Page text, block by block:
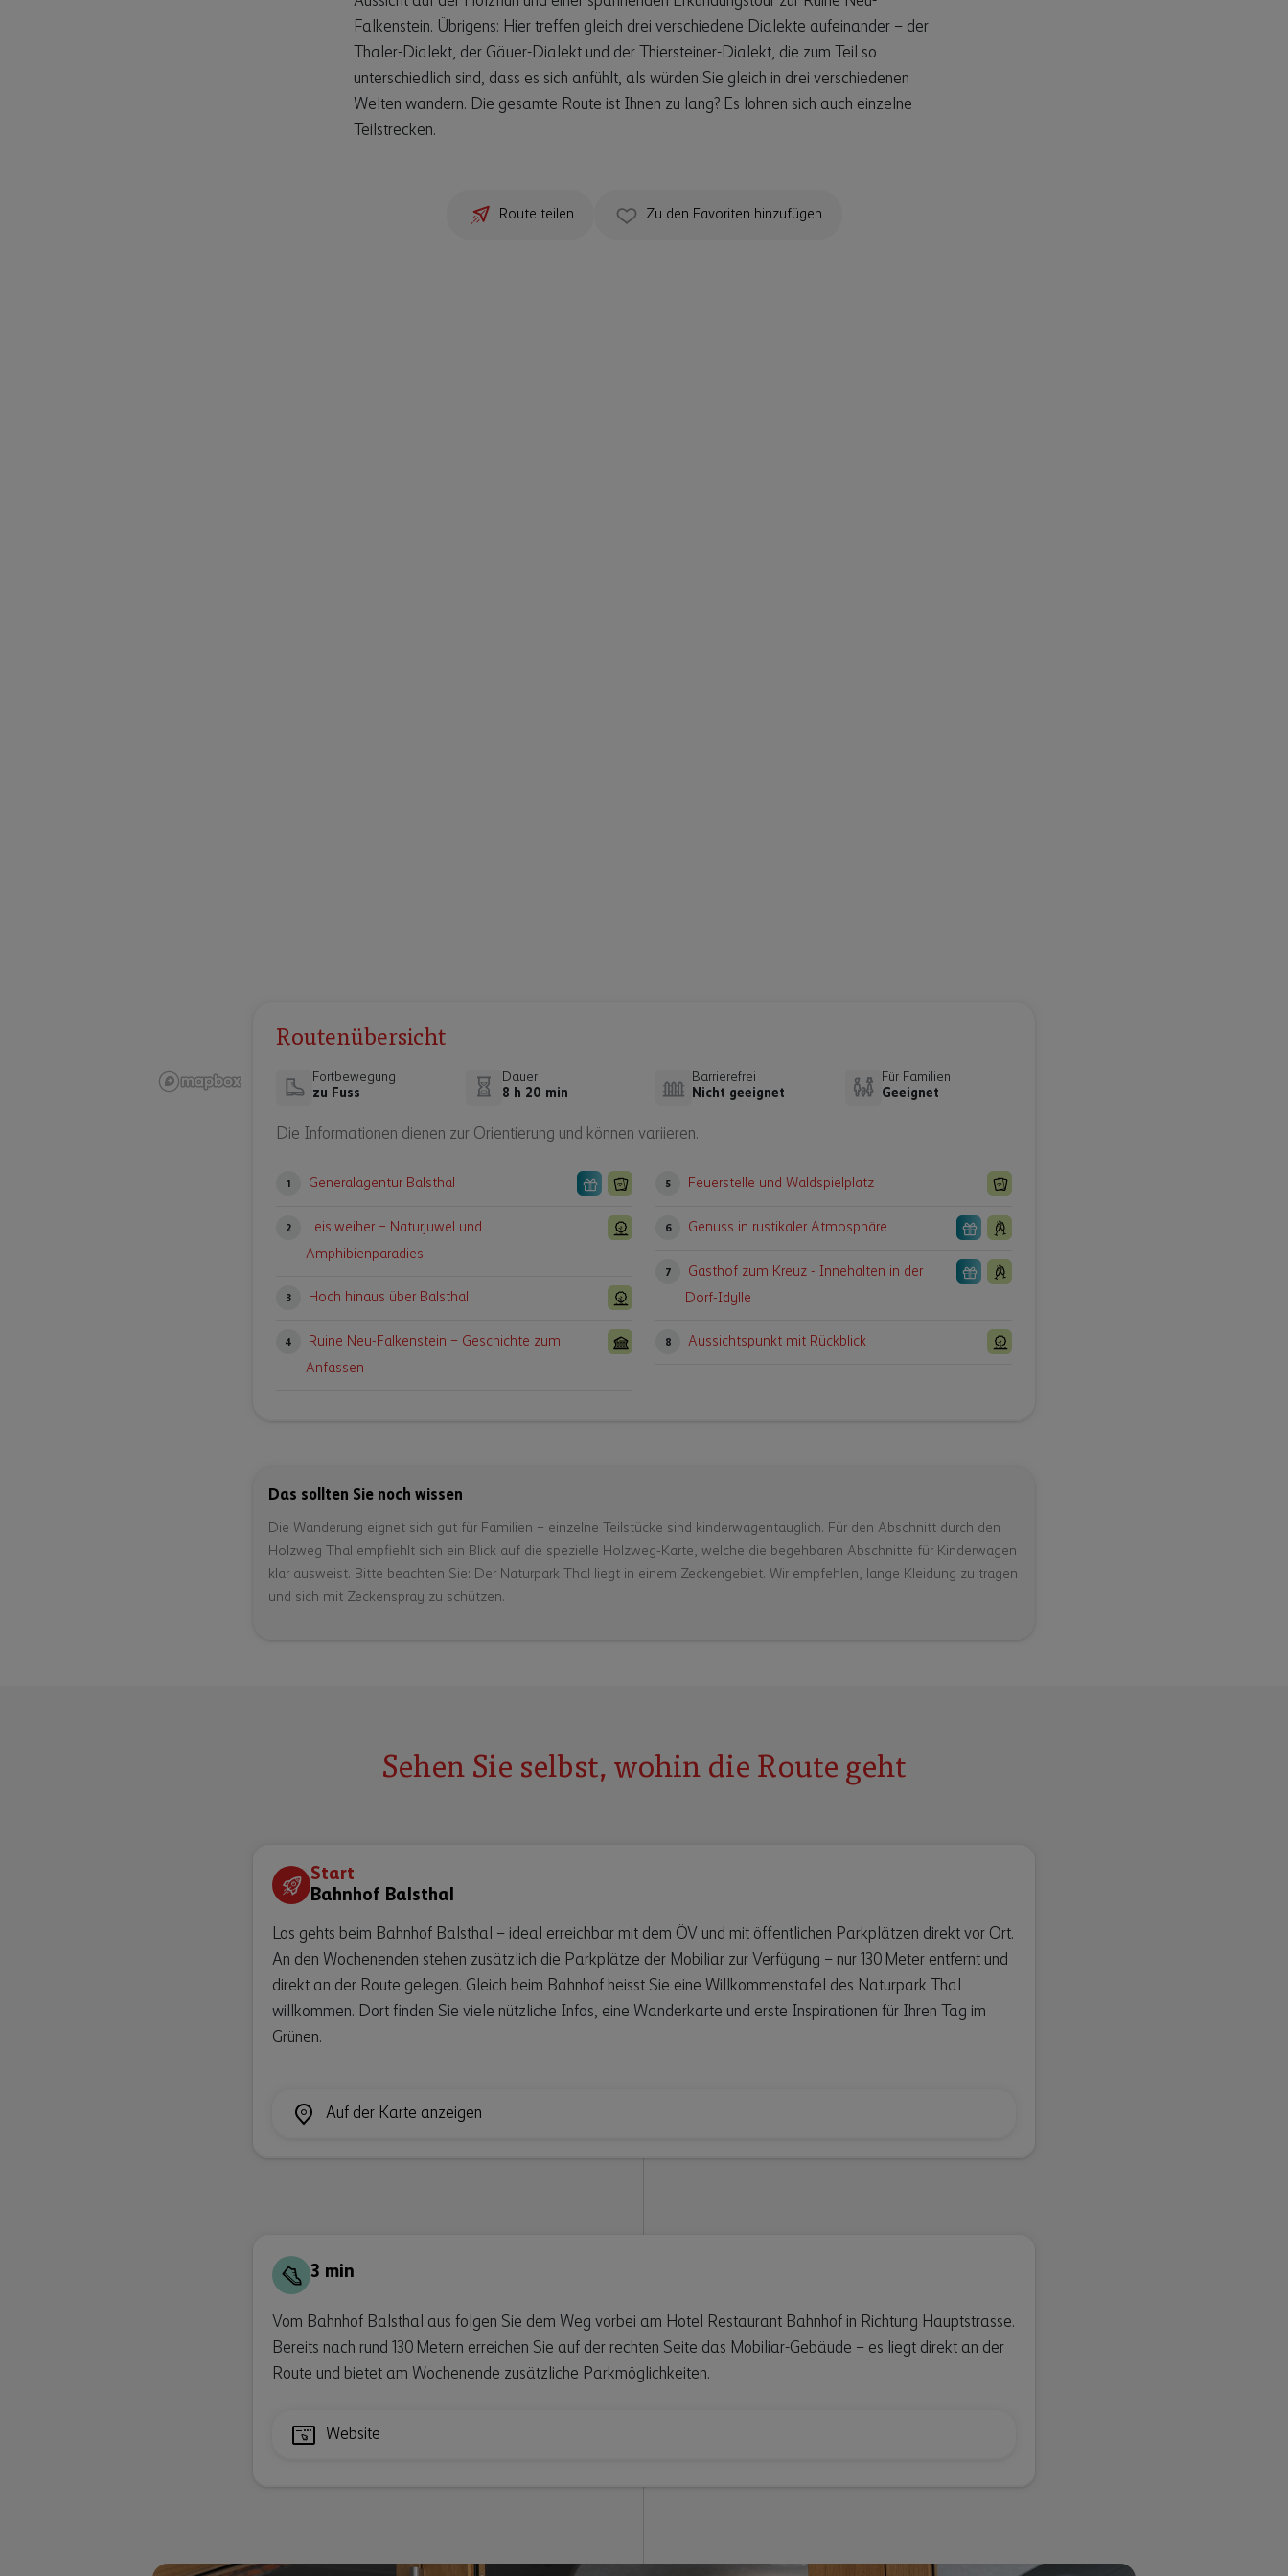
Falkenstein. Übrigens: Hier treffen gleich drei verschiedene Dialekte aufeinander – der
Thaler-Dialekt, der Gäuer-Dialekt und der Thiersteiner-Dialekt, die zum Teil so
unterschiedlich sind, dass es sich anfühlt, als würden Sie gleich in drei verschiedenen
Welten wandern. Die gesamte Route ist Ihnen zu lang? Es lohnen sich auch einzelne
Teilstrecken.
Route teilen Zu den Favoriten hinzufügen
Routenübersicht
Fortbewegung
zu Fuss
Dauer
8 h 20 min
Barrierefrei
Nicht geeignet
Für Familien
Geeignet
Die Informationen dienen zur Orientierung und können variieren.
1 Generalagentur Balsthal
2
Leisiweiher – Naturjuwel und
Amphibienparadies
3 Hoch hinaus über Balsthal
4
Ruine Neu-Falkenstein – Geschichte zum
Anfassen
5 Feuerstelle und Waldspielplatz
6 Genuss in rustikaler Atmosphäre
7
Gasthof zum Kreuz - Innehalten in der
Dorf-Idylle
8 Aussichtspunkt mit Rückblick
Das sollten Sie noch wissen
Die Wanderung eignet sich gut für Familien – einzelne Teilstücke sind kinderwagentauglich. Für den Abschnitt durch den
Holzweg Thal empfiehlt sich ein Blick auf die spezielle Holzweg-Karte, welche die begehbaren Abschnitte für Kinderwagen
klar ausweist. Bitte beachten Sie: Der Naturpark Thal liegt in einem Zeckengebiet. Wir empfehlen, lange Kleidung zu tragen
und sich mit Zeckenspray zu schützen.
Sehen Sie selbst, wohin die Route geht
Start
Bahnhof Balsthal
Los gehts beim Bahnhof Balsthal – ideal erreichbar mit dem ÖV und mit öffentlichen Parkplätzen direkt vor Ort.
An den Wochenenden stehen zusätzlich die Parkplätze der Mobiliar zur Verfügung – nur 130 Meter entfernt und
direkt an der Route gelegen. Gleich beim Bahnhof heisst Sie eine Willkommenstafel des Naturpark Thal
willkommen. Dort finden Sie viele nützliche Infos, eine Wanderkarte und erste Inspirationen für Ihren Tag im
Grünen.
Auf der Karte anzeigen
3 min
Vom Bahnhof Balsthal aus folgen Sie dem Weg vorbei am Hotel Restaurant Bahnhof in Richtung Hauptstrasse.
Bereits nach rund 130 Metern erreichen Sie auf der rechten Seite das Mobiliar-Gebäude – es liegt direkt an der
Route und bietet am Wochenende zusätzliche Parkmöglichkeiten.
Website